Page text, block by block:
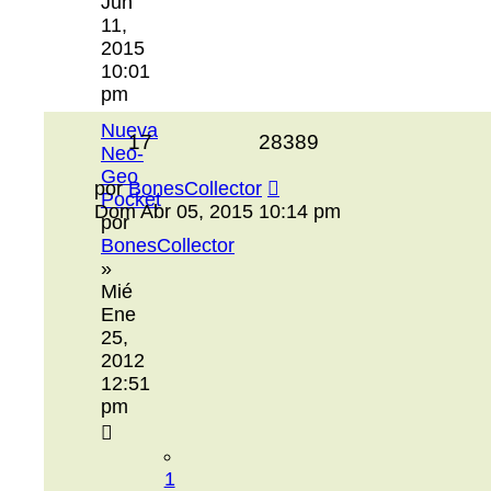
11,
2015
10:01
pm
Nueva
Neo-
Geo
Pocket
por
BonesCollector
»
Mié
Ene
25,
2012
12:51
pm
1
17 28389
porBonesCollector
Dom Abr 05, 2015 10:14 pm